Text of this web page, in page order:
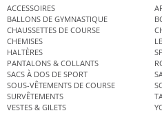
ACCESSOIRES
BALLONS DE GYMNASTIQUE
CHAUSSETTES DE COURSE
CHEMISES
HALTÈRES
PANTALONS & COLLANTS
SACS À DOS DE SPORT
SOUS-VÊTEMENTS DE COURSE
SURVÊTEMENTS
VESTES & GILETS